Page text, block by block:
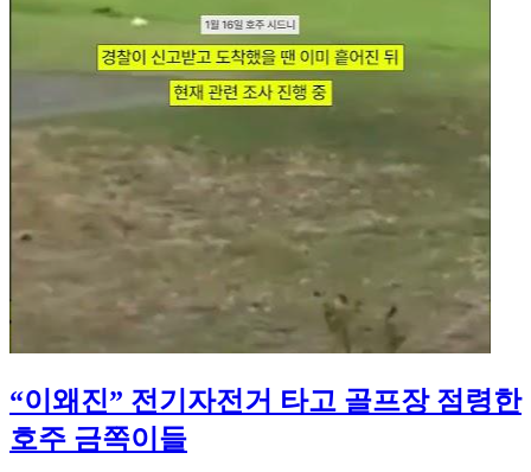
“이왜진” 전기자전거 타고 골프장 점령한
호주 금쪽이들